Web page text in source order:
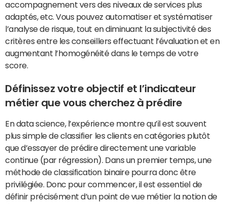
accompagnement vers des niveaux de services plus
adaptés, etc. Vous pouvez automatiser et systématiser
l’analyse de risque, tout en diminuant la subjectivité des
critères entre les conseillers effectuant l’évaluation et en
augmentant l’homogénéité dans le temps de votre
score.
Définissez votre objectif et l’indicateur
métier que vous cherchez à prédire
En data science, l’expérience montre qu’il est souvent
plus simple de classifier les clients en catégories plutôt
que d’essayer de prédire directement une variable
continue (par régression). Dans un premier temps, une
méthode de classification binaire pourra donc être
privilégiée. Donc pour commencer, il est essentiel de
définir précisément d’un point de vue métier la notion de